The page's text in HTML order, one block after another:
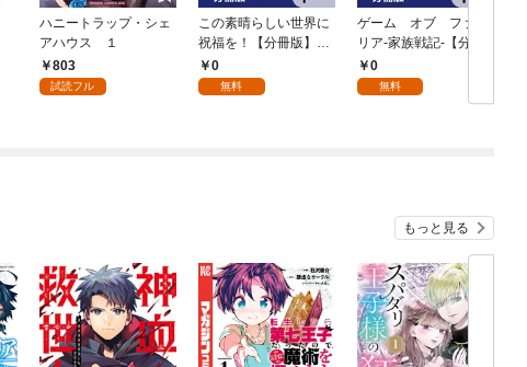
ハニートラップ・シェ
アハウス １
803
試読フル
この素晴らしい世界に
祝福を！【分冊版】
1 0
無料
ゲーム オブ ファミ
リア-家族戦記-【分冊
版】 1
0
無料
もっと見る